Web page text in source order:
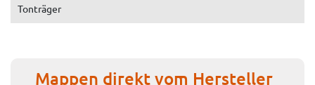
Tonträger
Mappen direkt vom Hersteller